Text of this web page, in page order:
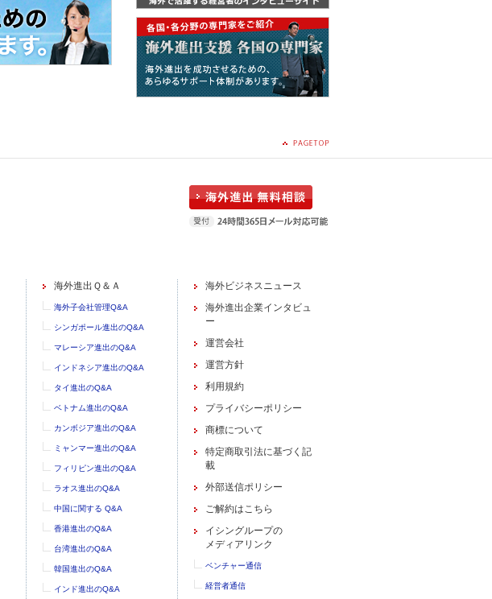
海外進出Ｑ＆Ａ
海外子会社管理Q&A
シンガポール進出のQ&A
マレーシア進出のQ&A
インドネシア進出のQ&A
タイ進出のQ&A
ベトナム進出のQ&A
カンボジア進出のQ&A
ミャンマー進出のQ&A
フィリピン進出のQ&A
ラオス進出のQ&A
中国に関する Q&A
香港進出のQ&A
台湾進出のQ&A
韓国進出のQ&A
インド進出のQ&A
海外ビジネスニュース
海外進出企業インタビュ
ー
運営会社
運営方針
利用規約
プライバシーポリシー
商標について
特定商取引法に基づく記
載
外部送信ポリシー
ご解約はこちら
イシングループの
メディアリンク
ベンチャー通信
経営者通信